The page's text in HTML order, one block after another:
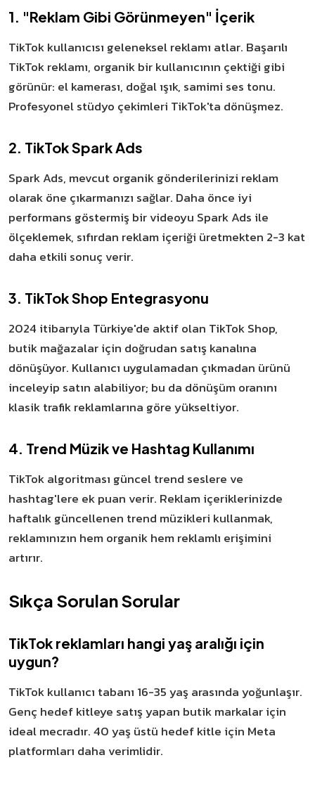
1. "Reklam Gibi Görünmeyen" İçerik
TikTok kullanıcısı geleneksel reklamı atlar. Başarılı
TikTok reklamı, organik bir kullanıcının çektiği gibi
görünür: el kamerası, doğal ışık, samimi ses tonu.
Profesyonel stüdyo çekimleri TikTok'ta dönüşmez.
2. TikTok Spark Ads
Spark Ads, mevcut organik gönderilerinizi reklam
olarak öne çıkarmanızı sağlar. Daha önce iyi
performans göstermiş bir videoyu Spark Ads ile
ölçeklemek, sıfırdan reklam içeriği üretmekten 2-3 kat
daha etkili sonuç verir.
3. TikTok Shop Entegrasyonu
2024 itibarıyla Türkiye'de aktif olan TikTok Shop,
butik mağazalar için doğrudan satış kanalına
dönüşüyor. Kullanıcı uygulamadan çıkmadan ürünü
inceleyip satın alabiliyor; bu da dönüşüm oranını
klasik trafik reklamlarına göre yükseltiyor.
4. Trend Müzik ve Hashtag Kullanımı
TikTok algoritması güncel trend seslere ve
hashtag'lere ek puan verir. Reklam içeriklerinizde
haftalık güncellenen trend müzikleri kullanmak,
reklamınızın hem organik hem reklamlı erişimini
artırır.
Sıkça Sorulan Sorular
TikTok reklamları hangi yaş aralığı için
uygun?
TikTok kullanıcı tabanı 16-35 yaş arasında yoğunlaşır.
Genç hedef kitleye satış yapan butik markalar için
ideal mecradır. 40 yaş üstü hedef kitle için Meta
platformları daha verimlidir.